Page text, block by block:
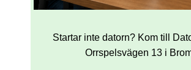
Startar inte datorn? Kom till
Orrspelsvägen 13 i